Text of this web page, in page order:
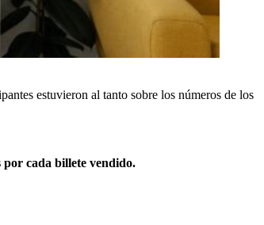
estuvieron al tanto sobre los números de los
por cada billete vendido.